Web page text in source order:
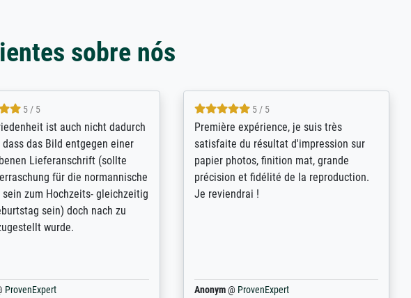
sobre nós
4.8 / 5
Qualität. Man kann sich
lassen, wie z.B.:
Farbe, Helligkeit,
und Weiteres. Sehr freundliche
per Mail. Das Bild (ein
wurde sehr gut verpackt -
Papprolle mit Plastikdeckeln
ProvenExpert
4.8 / 5
Qualité absolument irréprochable.
Extraordinaire diversité des thèmes
abordés et personnalisation des
demandes (recadrage, réajustement des
couleurs). Relation clientèle parfaite.
Anonym@ ProvenExpert